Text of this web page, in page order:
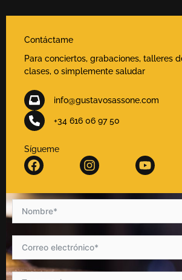
Contáctame
Para conciertos, grabaciones, talleres
clases, o simplemente saludar
info@gustavosassone.com
+34 616 06 97 50
Sígueme